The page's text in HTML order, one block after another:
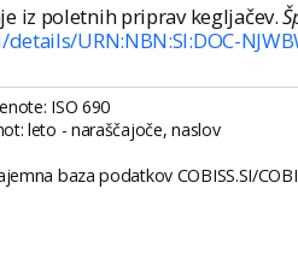
iz poletnih priprav kegljačev.
URN:NBN:SI:DOC-
ISO 690
leto - naraščajoče, naslov
baza podatkov COBISS.SI/